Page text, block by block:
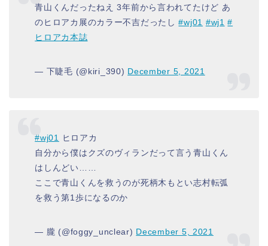
青山くんだったねえ 3年前から言われてたけど あ
のヒロアカ展のカラー不吉だったし#wj01 #wj1 #
ヒロアカ本誌
— 下睫毛︎︎︎︎︎︎ (@kiri_390) December 5, 2021
#wj01 ヒロアカ
自分から僕はクズのヴィランだって言う青山くん
はしんどい……
ここで青山くんを救うのが死柄木もとい志村転弧
を救う第1歩になるのか
— 朧 (@foggy_unclear) December 5, 2021